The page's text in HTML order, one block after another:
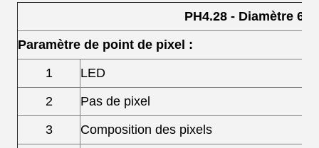
PH4.28 - Diamètre
Paramètre de point de pixel :
1
LED
2
Pas de pixel
3
Composition des pixels